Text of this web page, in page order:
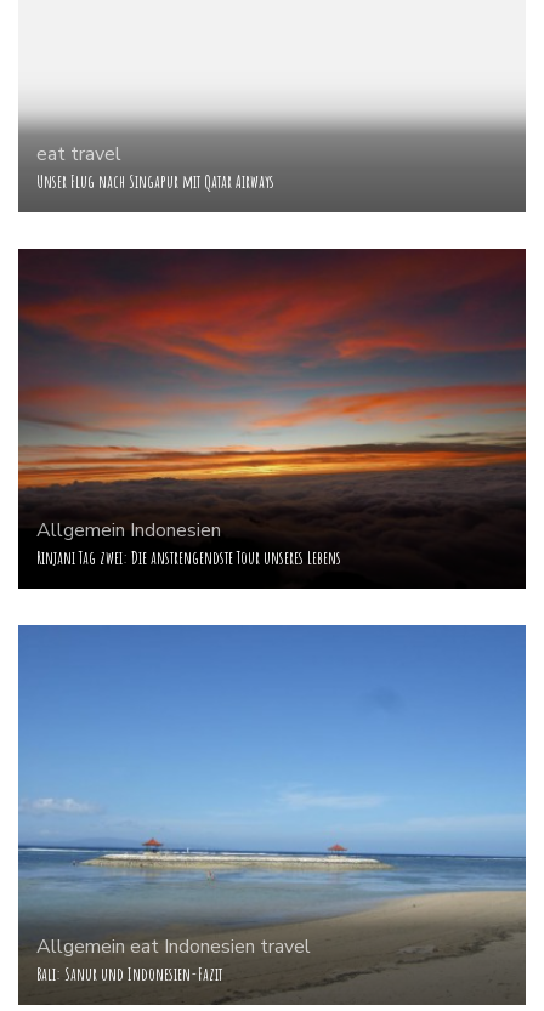
eat travel
Unser Flug nach Singapur mit Qatar Airways
AllgemeinIndonesien
Rinjani Tag zwei: Die anstrengendste Tour unseres Lebens
Allgemein eat Indonesien travel
Bali: Sanur und Indonesien-Fazit